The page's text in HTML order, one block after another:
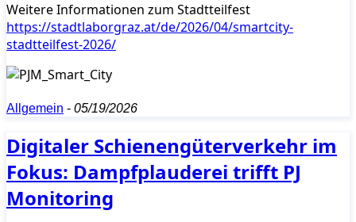
Weitere Informationen zum Stadtteilfest
https://stadtlaborgraz.at/de/2026/04/smartcity-
stadtteilfest-2026/
Allgemein - 05/19/2026
Digitaler Schienengüterverkehr im
Fokus: Dampfplauderei trifft PJ
Monitoring